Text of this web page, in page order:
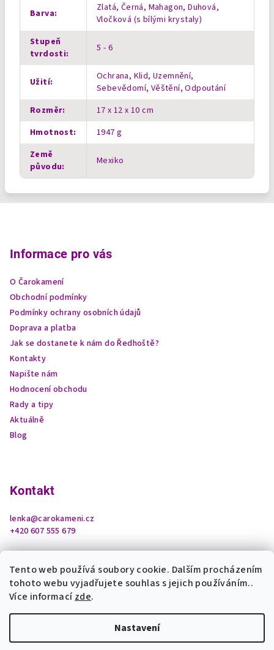
Tento web používá soubory cookie. Dalším procházením
tohoto webu vyjadřujete souhlas s jejich používáním..
Více informacízde.
Nastavení
Barva:
Zlatá, Černá, Mahagon, Duhová,
Vločková (s bílými krystaly)
Stupeň
tvrdosti: 5 - 6
Užití:
Ochrana, Klid, Uzemnění,
Sebevědomí, Věštění, Odpoutání
Rozměr:
17 x 12 x 10 cm
Hmotnost:
1947 g
Země
původu: Mexiko
Informace pro vás
O Čarokamení
Obchodní podmínky
Podmínky ochrany osobních údajů
Doprava a platba
Jak se dostanete k nám do Ředhoště?
Kontakty
Napište nám
Hodnocení obchodu
Rady a tipy
Aktuálně
Blog
Kontakt
lenka@carokameni.cz
+420 607 555 679